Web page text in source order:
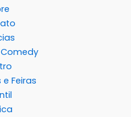
Feiras